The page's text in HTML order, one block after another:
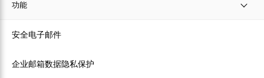
功能
安全电子邮件
企业邮箱数据隐私保护